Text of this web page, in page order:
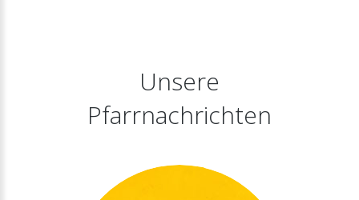
Unsere
Pfarrnachrichten